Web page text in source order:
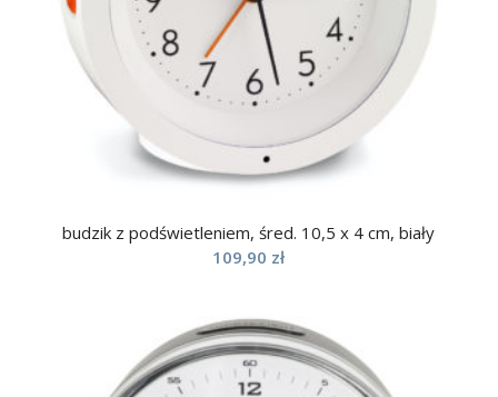
budzik z podświetleniem, śred. 10,5 x 4 cm, biały
109,90 zł